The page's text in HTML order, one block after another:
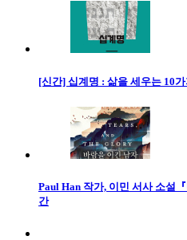
[신간] 십계명 : 삶을 세우는 10
Paul Han 작가, 이민 서사 소설
간